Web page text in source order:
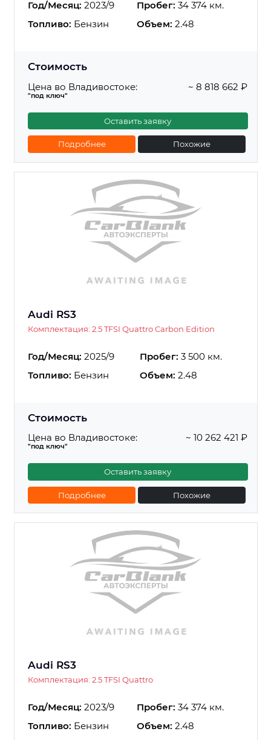
Год/Месяц: 2023/9 Пробег: 34 374 км.
Топливо: Бензин Объем: 2.48
Стоимость
Цена во Владивостоке:
"под ключ"
~ 8 818 662 ₽
Оставить заявку
Подробнее Похожие
Audi RS3
Комплектация: 2.5 TFSI Quattro Carbon Edition
Год/Месяц: 2025/9 Пробег: 3 500 км.
Топливо: Бензин Объем: 2.48
Стоимость
Цена во Владивостоке:
"под ключ"
~ 10 262 421 ₽
Оставить заявку
Подробнее Похожие
Audi RS3
Комплектация: 2.5 TFSI Quattro
Год/Месяц: 2023/9 Пробег: 34 374 км.
Топливо: Бензин Объем: 2.48